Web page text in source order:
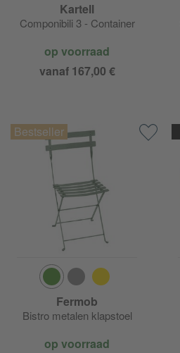
Kartell
Componibili 3 - Container
op voorraad
vanaf 167,00 €
Fermob
Bistro metalen klapstoel
op voorraad